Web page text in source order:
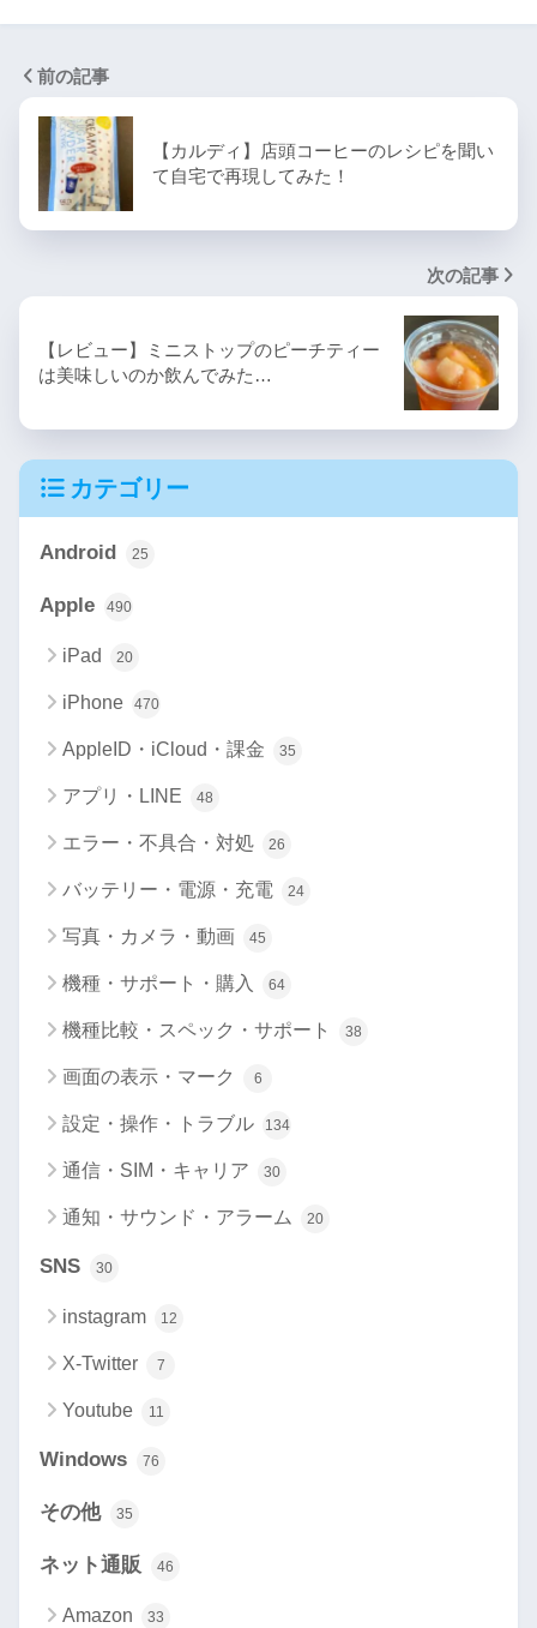
前の記事
【カルディ】店頭コーヒーのレシピを聞い
て自宅で再現してみた！
次の記事
【レビュー】ミニストップのピーチティー
は美味しいのか飲んでみた…
カテゴリー
Android 25
Apple 490
iPad 20
iPhone 470
AppleID・iCloud・課金 35
アプリ・LINE 48
エラー・不具合・対処 26
バッテリー・電源・充電 24
写真・カメラ・動画 45
機種・サポート・購入 64
機種比較・スペック・サポート 38
画面の表示・マーク 6
設定・操作・トラブル 134
通信・SIM・キャリア 30
通知・サウンド・アラーム 20
SNS 30
instagram 12
X-Twitter 7
Youtube 11
Windows 76
その他 35
ネット通販 46
Amazon 33